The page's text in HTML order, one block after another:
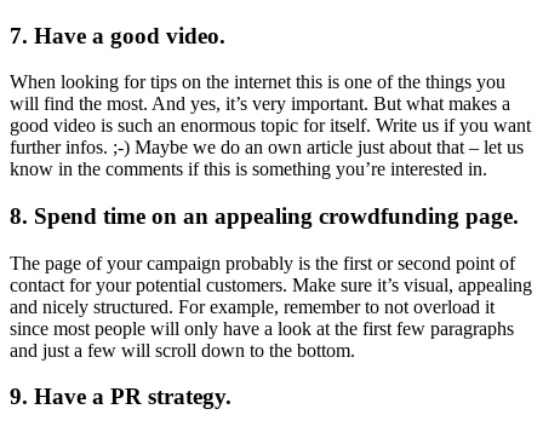
7. Have a good video.
When looking for tips on the internet this is one of the things you
will find the most. And yes, it’s very important. But what makes a
good video is such an enormous topic for itself. Write us if you want
further infos. ;-) Maybe we do an own article just about that – let us
know in the comments if this is something you’re interested in.
8. Spend time on an appealing crowdfunding page.
The page of your campaign probably is the first or second point of
contact for your potential customers. Make sure it’s visual, appealing
and nicely structured. For example, remember to not overload it
since most people will only have a look at the first few paragraphs
and just a few will scroll down to the bottom.
9. Have a PR strategy.